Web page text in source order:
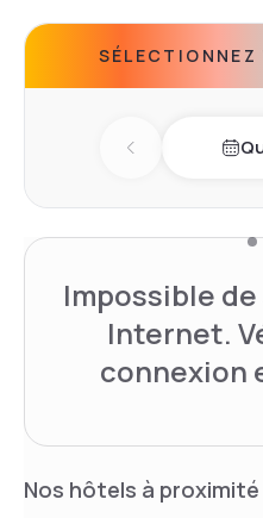
SÉLECTIONNEZ
Previous day
Impossible
Internet.
connexion
Nos hôtels à proximité